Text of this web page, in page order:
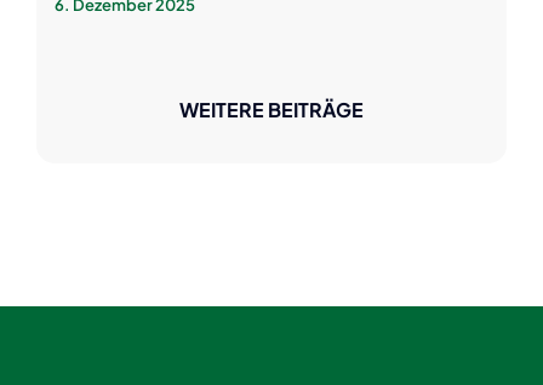
6. Dezember 2025
WEITERE BEITRÄGE